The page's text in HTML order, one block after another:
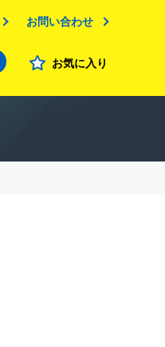
お問い合わせ
お気に入り